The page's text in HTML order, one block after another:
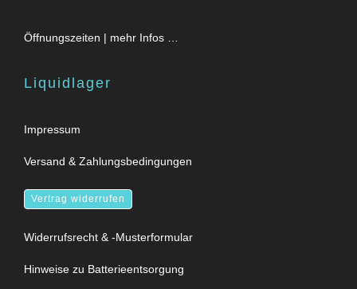
Öffnungszeiten | mehr Infos …
Liquidlager
Impressum
Versand & Zahlungsbedingungen
Vertrag widerrufen
Widerrufsrecht & -Musterformular
Hinweise zu Batterieentsorgung